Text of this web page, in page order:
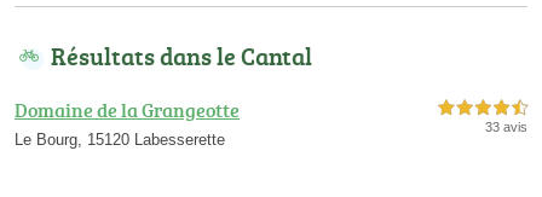
Résultats dans le Cantal
Domaine de la Grangeotte
Le Bourg, 15120 Labesserette
4,5 étoiles sur 5
33 avis